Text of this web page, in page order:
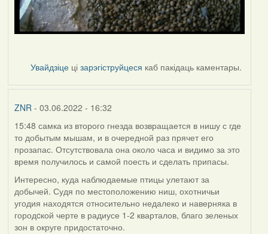
Увайдзіце цізарэгіструйцеся каб пакідаць каментары.
ZNR - 03.06.2022 - 16:32
15:48 самка из второго гнезда возвращается в нишу с где
то добытым мышам, и в очередной раз прячет его
прозапас. Отсутствовала она около часа и видимо за это
время получилось и самой поесть и сделать припасы.
Интересно, куда наблюдаемые птицы улетают за
добычей. Судя по местоположению ниш, охотничьи
угодия находятся относительно недалеко и наверняка в
городcкой черте в радиусе 1-2 кварталов, благо зеленых
зон в округе придостаточно.